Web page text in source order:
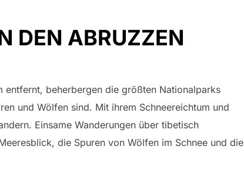
DEN ABRUZZEN
entfernt, beherbergen die größten Nationalparks
und Wölfen sind. Mit ihrem Schneereichtum und
Einsame Wanderungen über tibetisch
die Spuren von Wölfen im Schnee und die